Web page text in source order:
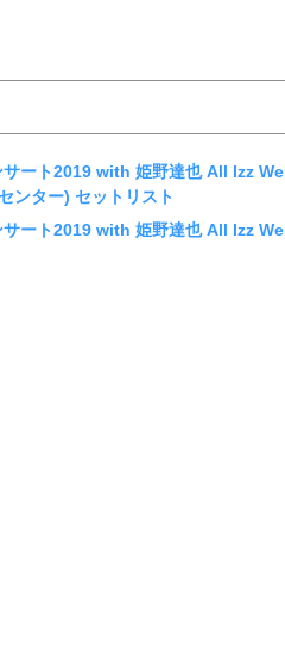
ート2019 with 姫野達也 All Izz
ンター) セットリスト
ート2019 with 姫野達也 All Izz